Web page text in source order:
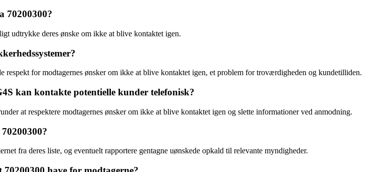
70200300?
udtrykke deres ønske om ikke at blive kontaktet igen.
respekt for modtagernes ønsker om ikke at blive kontaktet igen, et problem for troværdigheden og kundetilliden.
kan kontakte potentielle kunder telefonisk?
at respektere modtagernes ønsker om ikke at blive kontaktet igen og slette informationer ved anmodning.
fra deres liste, og eventuelt rapportere gentagne uønskede opkald til relevante myndigheder.